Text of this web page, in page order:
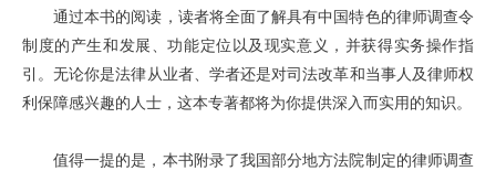
通过本书的阅读，读者将全面了解具有中国特色的律师调查令
制度的产生和发展、功能定位以及现实意义，并获得实务操作指
引。无论你是法律从业者、学者还是对司法改革和当事人及律师权
利保障感兴趣的人士，这本专著都将为你提供深入而实用的知识。
值得一提的是，本书附录了我国部分地方法院制定的律师调查